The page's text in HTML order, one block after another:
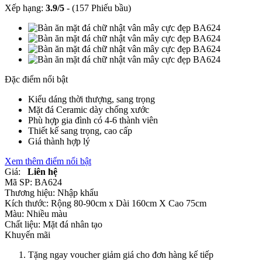
Xếp hạng: 3.9/5 - (157 Phiếu bầu)
Đặc điểm nổi bật
Kiểu dáng thời thượng, sang trọng
Mặt đá Ceramic dày chống xước
Phù hợp gia đình có 4-6 thành viên
Thiết kế sang trọng, cao cấp
Giá thành hợp lý
Xem thêm điểm nổi bật
Giá:
Liên hệ
Mã SP: BA624
Thương hiệu: Nhập khẩu
Kích thước: Rộng 80-90cm x Dài 160cm X Cao 75cm
Màu: Nhiều màu
Chất liệu: Mặt đá nhân tạo
Khuyến mãi
Tặng ngay voucher giảm giá cho đơn hàng kế tiếp